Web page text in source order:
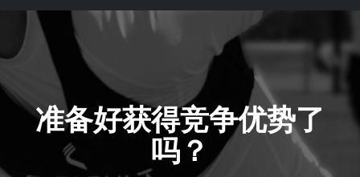
准备好获得竞争优势了
吗？